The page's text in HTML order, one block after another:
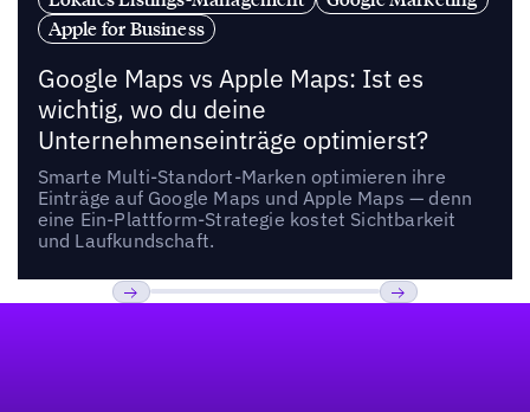
Apple for Business
Google Maps vs Apple Maps: Ist es
wichtig, wo du deine
Unternehmenseinträge optimierst?
Smarte Multi-Standort-Marken optimieren ihre
Einträge auf Google Maps und Apple Maps — denn
eine Ein-Plattform-Strategie kostet Sichtbarkeit
und Laufkundschaft.